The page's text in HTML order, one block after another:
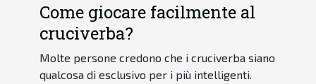
Come giocare facilmente al
cruciverba?
Molte persone credono che i cruciverba siano
qualcosa di esclusivo per i più intelligenti.